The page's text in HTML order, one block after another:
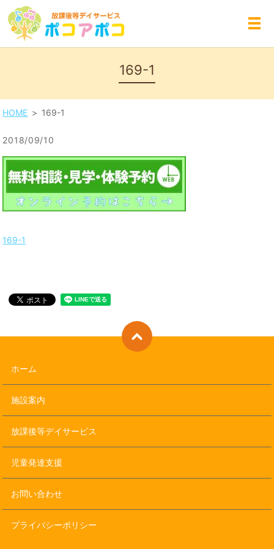
169-1
HOME 169-1
2018/09/10
169-1
ホーム
施設案内
放課後等デイサービス
児童発達支援
お問い合わせ
プライバシーポリシー